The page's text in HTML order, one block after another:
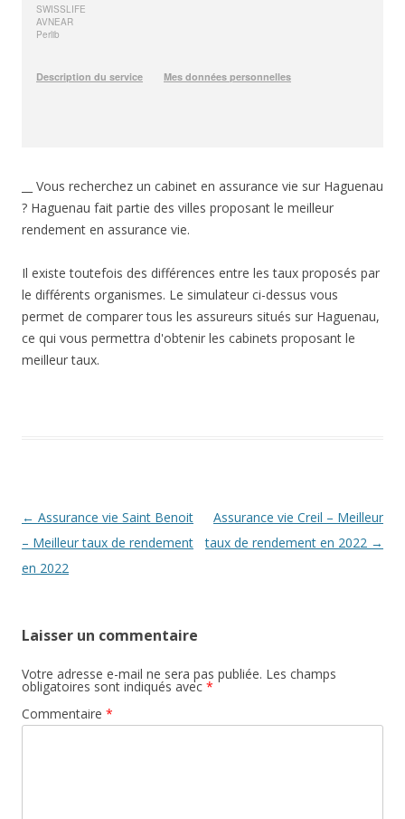
__ Vous recherchez un cabinet en assurance vie sur Haguenau
? Haguenau fait partie des villes proposant le meilleur
rendement en assurance vie.
Il existe toutefois des différences entre les taux proposés par
le différents organismes. Le simulateur ci-dessus vous
permet de comparer tous les assureurs situés sur Haguenau,
ce qui vous permettra d'obtenir les cabinets proposant le
meilleur taux.
Navigation
des
articles
← Assurance vie Saint Benoit
– Meilleur taux de rendement
en 2022
Assurance vie Creil – Meilleur
taux de rendement en 2022 →
Laisser un commentaire
Votre adresse e-mail ne sera pas publiée. Les champs
obligatoires sont indiqués avec *
Commentaire *